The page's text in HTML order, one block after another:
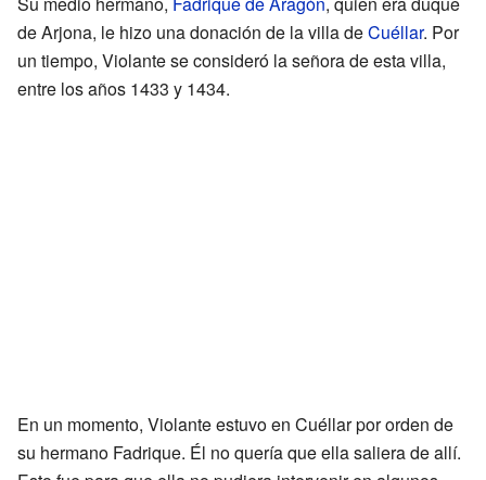
de Arjona, le hizo una donación de la villa deCuéllar. Por
un tiempo, Violante se consideró la señora de esta villa,
entre los años 1433 y 1434.
En un momento, Violante estuvo en Cuéllar por orden de
su hermano Fadrique. Él no quería que ella saliera de allí.